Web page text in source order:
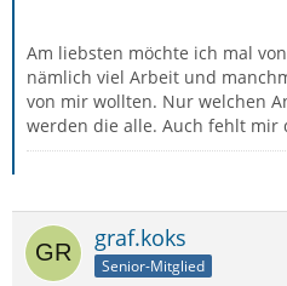
Am liebsten möchte ich mal
nämlich viel Arbeit und
von mir wollten. Nur welchen
werden die alle. Auch fehlt mir
graf.koks
Senior-Mitglied